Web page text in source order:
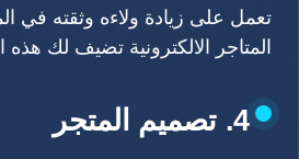
تعمل على زيادة ولاءه وثقته في
المتاجر الالكترونية تضيف لك
4. تصميم المتجر